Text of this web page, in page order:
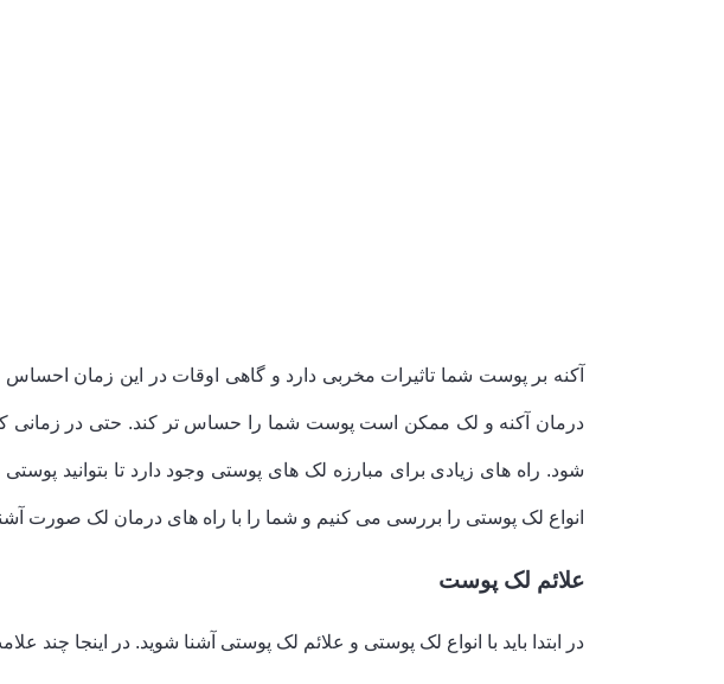
آکنه بر پوست شما تاثیرات مخربی دارد و گاهی اوقات در این زمان
درمان آکنه و لک ممکن است پوست شما را حساس تر کند. حتی در زمانی
شود. راه های زیادی برای مبارزه لک های پوستی وجود دارد تا بتوانید
انواع لک پوستی را بررسی می کنیم و شما را با راه های درمان لک صورت
علائم لک پوست
در ابتدا باید با انواع لک پوستی و علائم لک پوستی آشنا شوید. در اینجا